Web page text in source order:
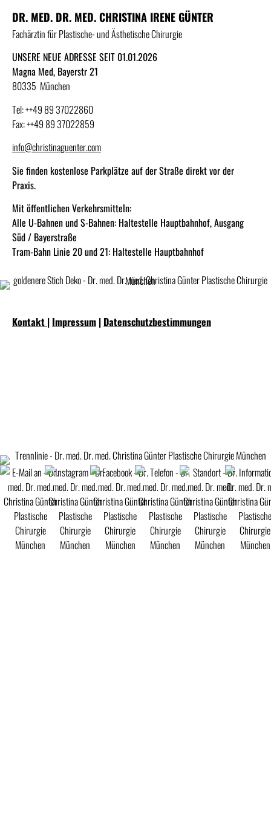
DR. MED. DR. MED. CHRISTINA IRENE GÜNTER
Fachärztin für Plastische- und Ästhetische Chirurgie
UNSERE NEUE ADRESSE SEIT 01.01.2026
Magna Med, Bayerstr 21
80335 München
Tel: ++49 89 37022860
Fax: ++49 89 37022859
info@christinaguenter.com
Sie finden kostenlose Parkplätze auf der Straße direkt vor der
Praxis.
Mit öffentlichen Verkehrsmitteln:
Alle U-Bahnen und S-Bahnen: Haltestelle Hauptbahnhof, Ausgang
Süd / Bayerstraße
Tram-Bahn Linie 20 und 21: Haltestelle Hauptbahnhof
Kontakt | Impressum | Datenschutzbestimmungen